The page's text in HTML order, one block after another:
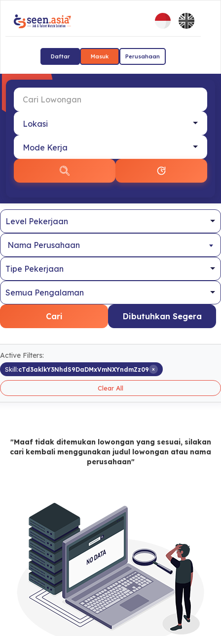
Daftar Masuk Perusahaan
Nama Perusahaan
Cari Dibutuhkan Segera
Active Filters:
Skill:cTd3aklkY3NhdS9DaDMxVmNXYndmZz09 ×
Clear All
"Maaf tidak ditemukan lowongan yang sesuai, silakan
cari kembali menggunakan judul lowongan atau nama
perusahaan"